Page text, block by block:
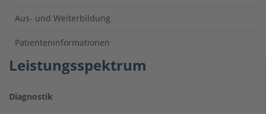
Aus- und Weiterbildung
Patienteninformationen
Leistungsspektrum
Diagnostik